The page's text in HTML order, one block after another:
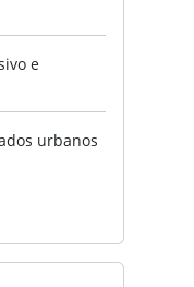
e
urbanos